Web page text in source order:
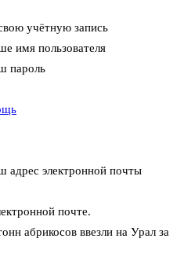
учётную запись
имя пользователя
пароль
адрес электронной почты
почте.
абрикосов ввезли на Урал за